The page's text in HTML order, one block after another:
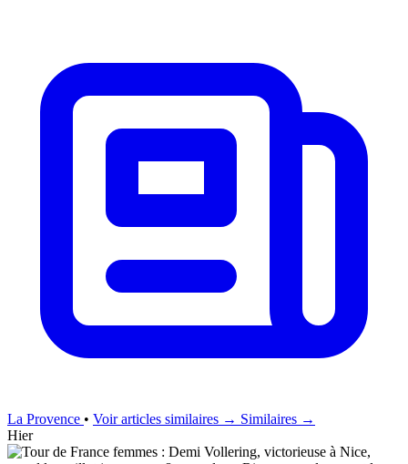
La Provence • Voir articles similaires → Similaires →
Hier